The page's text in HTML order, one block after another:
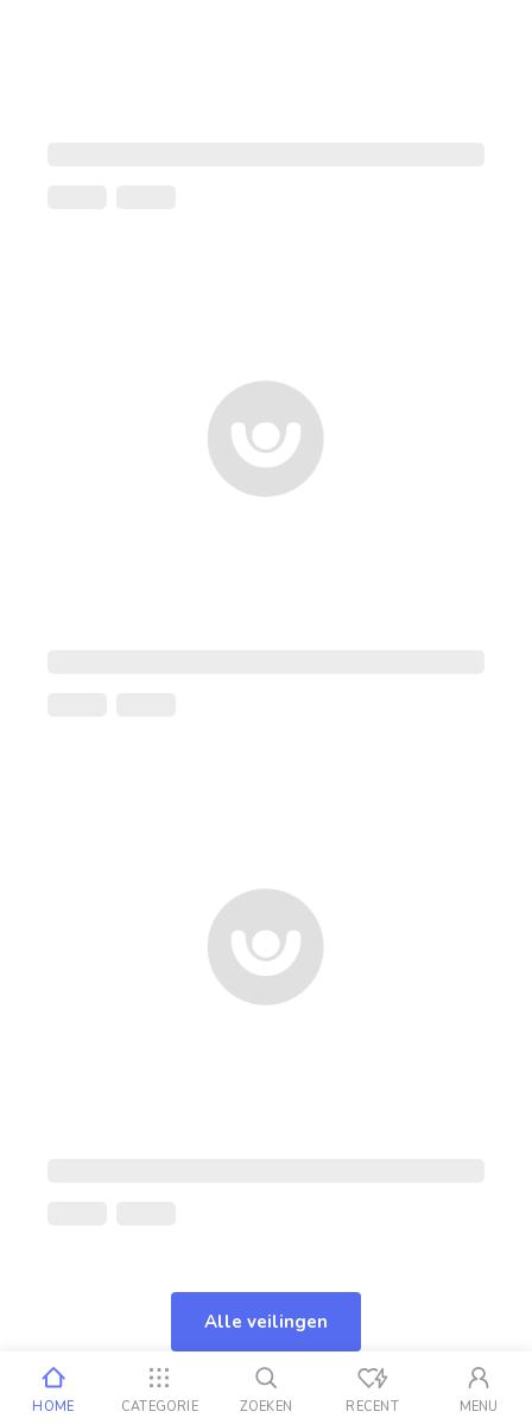
Alle veilingen
HOME CATEGORIE ZOEKEN RECENT MENU